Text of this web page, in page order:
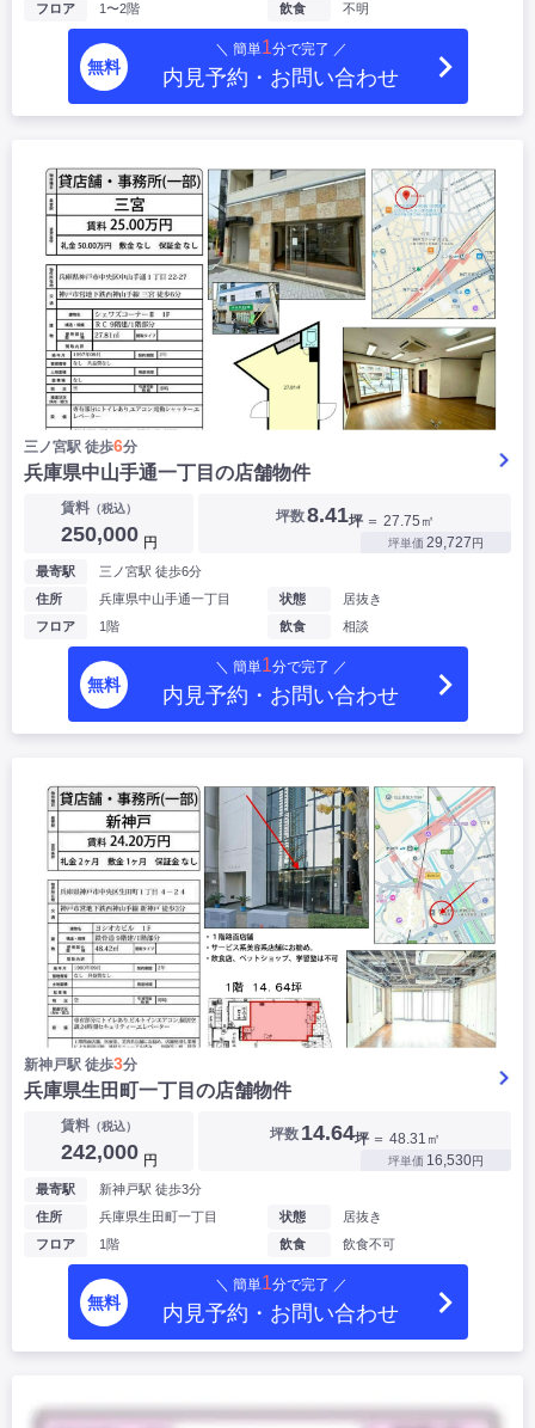
フロア
1〜2階
飲食
不明
無料
＼ 簡単1分で完了 ／
内見予約・お問い合わせ
三ノ宮駅 徒歩6分
兵庫県中山手通一丁目の店舗物件
賃料（税込）
250,000 円
坪数8.41坪 ＝ 27.75㎡
坪単価 29,727円
最寄駅
三ノ宮駅 徒歩6分
住所
兵庫県中山手通一丁目
フロア
1階
状態
居抜き
飲食
相談
無料
＼ 簡単1分で完了 ／
内見予約・お問い合わせ
新神戸駅 徒歩3分
兵庫県生田町一丁目の店舗物件
賃料（税込）
242,000 円
坪数 14.64坪 ＝ 48.31㎡
坪単価 16,530円
最寄駅
新神戸駅 徒歩3分
住所
兵庫県生田町一丁目
フロア
1階
状態
居抜き
飲食
飲食不可
無料
＼ 簡単1分で完了 ／
内見予約・お問い合わせ